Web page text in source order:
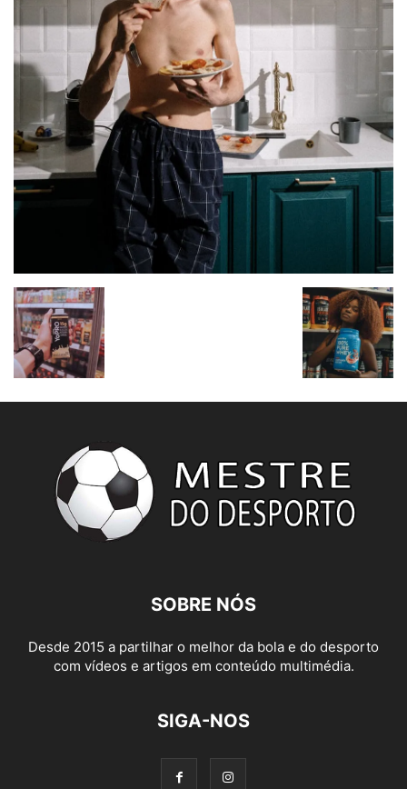
SOBRE NÓS
Desde 2015 a partilhar o melhor da bola e do desporto
com vídeos e artigos em conteúdo multimédia.
SIGA-NOS